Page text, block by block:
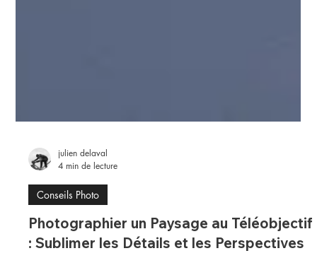
julien delaval
4 min de lecture
Conseils Photo